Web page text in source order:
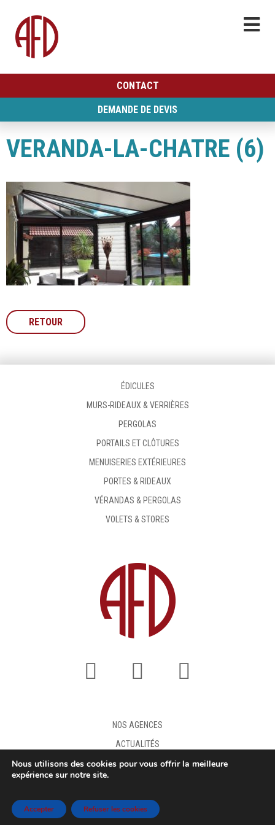
CONTACT
DEMANDE DE DEVIS
VERANDA-LA-CHATRE (6)
RETOUR
ÉDICULES
MURS-RIDEAUX & VERRIÈRES
PERGOLAS
PORTAILS ET CLÔTURES
MENUISERIES EXTÉRIEURES
PORTES & RIDEAUX
VÉRANDAS & PERGOLAS
VOLETS & STORES
NOS AGENCES
ACTUALITÉS
FAQ
MENTIONS LÉGALES
Nous utilisons des cookies pour vous offrir la meilleure
expérience sur notre site.
Accepter Refuser les cookies